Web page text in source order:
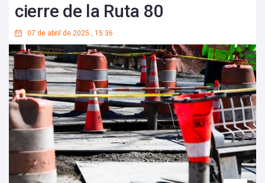
cierre de la Ruta 80
07 de abril de 2025 , 15:36